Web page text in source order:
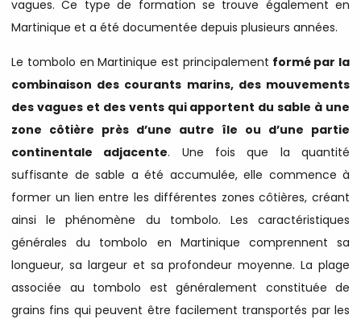
vagues. Ce type de formation se trouve également en
Martinique et a été documentée depuis plusieurs années.
Le tombolo en Martinique est principalement formé par la
combinaison des courants marins, des mouvements
des vagues et des vents qui apportent du sable à une
zone côtière près d’une autre île ou d’une partie
continentale adjacente. Une fois que la quantité
suffisante de sable a été accumulée, elle commence à
former un lien entre les différentes zones côtières, créant
ainsi le phénomène du tombolo. Les caractéristiques
générales du tombolo en Martinique comprennent sa
longueur, sa largeur et sa profondeur moyenne. La plage
associée au tombolo est généralement constituée de
grains fins qui peuvent être facilement transportés par les